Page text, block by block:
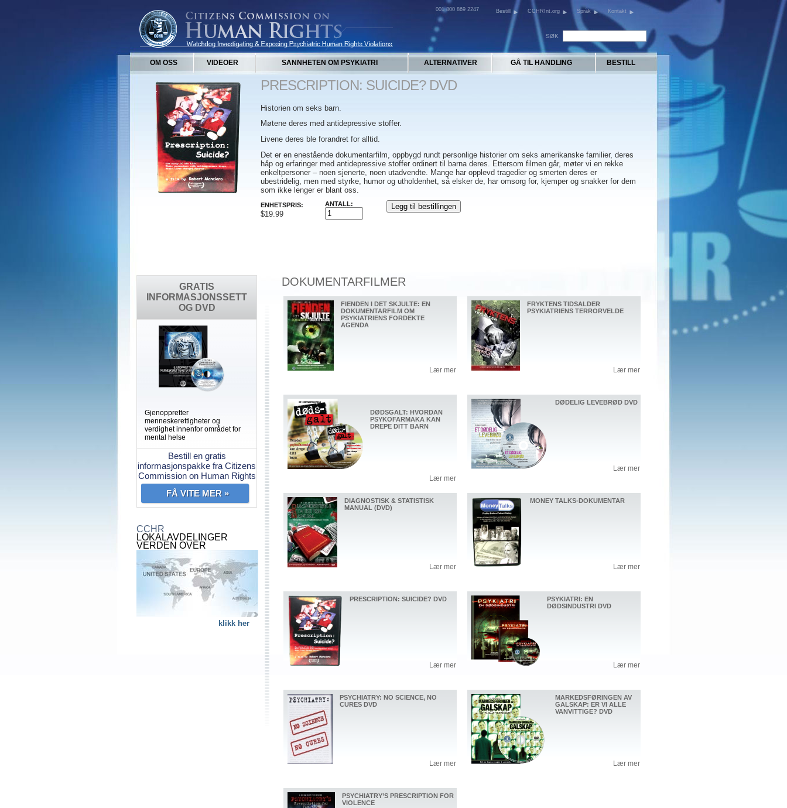
001 800 869 2247 Bestill CCHRInt.org Språk Kontakt
SØK
OM OSS VIDEOER SANNHETEN OM PSYKIATRI ALTERNATIVER GÅ TIL HANDLING BESTILL
PRESCRIPTION: SUICIDE? DVD
Historien om seks barn.
Møtene deres med antidepressive stoffer.
Livene deres ble forandret for alltid.
Det er en enestående dokumentarfilm, oppbygd rundt personlige historier om seks amerikanske familier, deres
håp og erfaringer med antidepressive stoffer ordinert til barna deres. Ettersom filmen går, møter vi en rekke
enkeltpersoner – noen sjenerte, noen utadvendte. Mange har opplevd tragedier og smerten deres er
ubestridelig, men med styrke, humor og utholdenhet, så elsker de, har omsorg for, kjemper og snakker for dem
som ikke lenger er blant oss.
ENHETSPRIS:
$19.99
ANTALL:
GRATIS
INFORMASJONSSETT
OG DVD
Gjenoppretter
menneskerettigheter og
verdighet innenfor området for
mental helse
Bestill en gratis
informasjonspakke fra Citizens
Commission on Human Rights
FÅ VITE MER »
CCHR
LOKALAVDELINGER
VERDEN OVER
klikk her
DOKUMENTARFILMER
FIENDEN I DET SKJULTE: EN
DOKUMENTARFILM OM
PSYKIATRIENS FORDEKTE
AGENDA
Lær mer
FRYKTENS TIDSALDER
PSYKIATRIENS TERRORVELDE
Lær mer
DØDSGALT: HVORDAN
PSYKOFARMAKA KAN
DREPE DITT BARN
Lær mer
DØDELIG LEVEBRØD DVD
Lær mer
DIAGNOSTISK & STATISTISK
MANUAL (DVD)
Lær mer
MONEY TALKS-DOKUMENTAR
Lær mer
PRESCRIPTION: SUICIDE? DVD
Lær mer
PSYKIATRI: EN
DØDSINDUSTRI DVD
Lær mer
PSYCHIATRY: NO SCIENCE, NO
CURES DVD
Lær mer
MARKEDSFØRINGEN AV
GALSKAP: ER VI ALLE
VANVITTIGE? DVD
Lær mer
PSYCHIATRY’S PRESCRIPTION FOR
VIOLENCE